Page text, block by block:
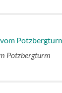
Potzbergturm